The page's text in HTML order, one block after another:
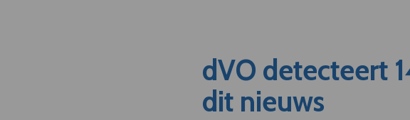
dVO detecteert
dit nieuws